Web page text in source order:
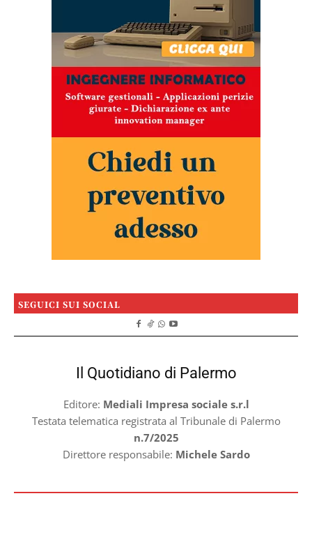
SEGUICI SUI SOCIAL
Il Quotidiano di Palermo
Editore: Mediali Impresa sociale s.r.l
Testata telematica registrata al Tribunale di Palermo
n.7/2025
Direttore responsabile: Michele Sardo